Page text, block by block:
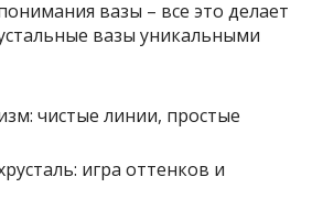
вазы – все это делает
вазы уникальными
чистые линии, простые
игра оттенков и